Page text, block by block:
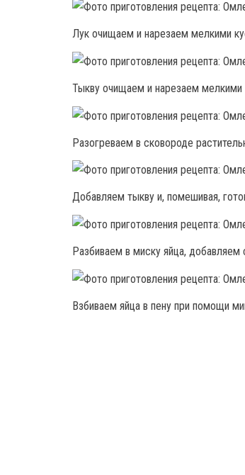
Лук очищаем и нарезаем мелкими
Тыкву очищаем и нарезаем
Разогреваем в сковороде
Добавляем тыкву и, помешивая,
Разбиваем в миску яйца, добавляем
Взбиваем яйца в пену при помощи